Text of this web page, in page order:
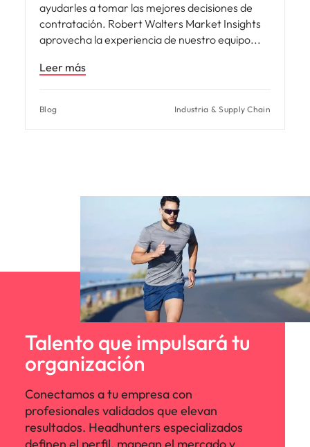
ayudarles a tomar las mejores decisiones de
contratación. Robert Walters Market Insights
aprovecha la experiencia de nuestro equipo
Leer más
Blog Industria & Supply Chain
Talento que impulsará tu
organización
Conectamos a tu empresa con
profesionales validados que elevan
resultados. Headhunters especializados